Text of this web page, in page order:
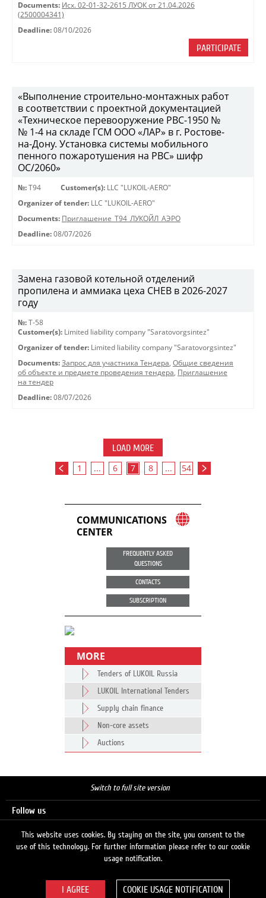
Documents: Исх. 02-01-32-2615 ЛУОК от 21.04.2026
(2500004341)
Deadline: 08/10/2026
PARTICIPATE
«Выполнение строительно-монтажных работ
в соответствии с проектной документацией
«Техническое перевооружение РВС-1950 №
№ 1-4 на складе ГСМ ООО «ЛАР» в г. Ростове-
на-Дону. Установка системы мобильного
пенного пожаротушения на РВС» шифр
ОС/2060»
№: Т94 Customer(s): LLC "LUKOIL-AERO"
Organizer of tender: LLC "LUKOIL-AERO"
Documents: Приглашение_Т94_ЛУКОЙЛ_АЭРО
Deadline: 08/07/2026
Замена газовой котельной отделений
пропилена и аммиака цеха СНЕВ в 2026-2027
году
№: Т-58
Customer(s): Limited liability company "Saratovorgsintez"
Organizer of tender: Limited liability company "Saratovorgsintez"
Documents: Запрос для участника Тендера, Общие сведения
об объекте и предмете проведения тендера, Приглашение
на тендер
Deadline: 08/07/2026
LOAD MORE
1 ... 6 7 8 ... 54
COMMUNICATIONS
CENTER
FREQUENTLY ASKED
QUESTIONS
CONTACTS
SUBSCRIPTION
MORE
Tenders of LUKOIL Russia
LUKOIL International Tenders
Supply chain finance
Non-core assets
Auctions
Switch to full site version
Follow us
This website uses cookies. By staying on the site, you consent to the
use of this technology. For further information please refer to our cookie
usage notification.
COOKIE USAGE NOTIFICATION